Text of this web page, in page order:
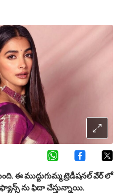
ఈ ముద్దుగుమ్మ ట్రెడీషనల్ వేర్ లో
ఫ్యాన్స్ ను ఫిదా చేస్తున్నాయి.